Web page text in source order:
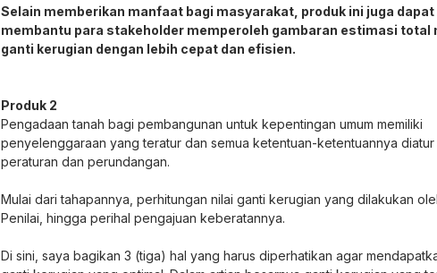
Selain memberikan manfaat bagi masyarakat, produk ini juga dapat
membantu para stakeholder memperoleh gambaran estimasi total
ganti kerugian dengan lebih cepat dan efisien.
Produk 2
Pengadaan tanah bagi pembangunan untuk kepentingan umum memiliki
penyelenggaraan yang teratur dan semua ketentuan-ketentuannya diatur
peraturan dan perundangan.
Mulai dari tahapannya, perhitungan nilai ganti kerugian yang dilakukan
Penilai, hingga perihal pengajuan keberatannya.
Di sini, saya bagikan 3 (tiga) hal yang harus diperhatikan agar